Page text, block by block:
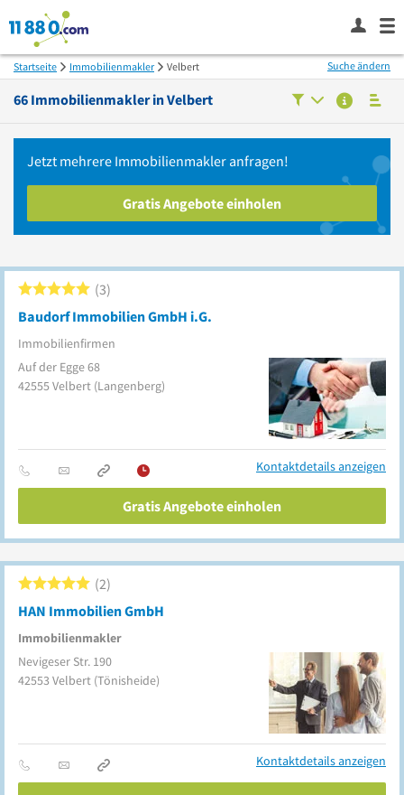
Startseite Immobilienmakler Velbert
66 Immobilienmakler inVelbert
Suche ändern
Jetzt mehrere Immobilienmakler anfragen!
Gratis Angebote einholen
Baudorf Immobilien GmbH i.G.
Immobilienfirmen
3
Auf der Egge 68
42555Velbert (Langenberg)
Kontaktdetails anzeigen
Gratis Angebote einholen
HAN Immobilien GmbH
Immobilienmakler
2
Nevigeser Str. 190
42553 Velbert (Tönisheide)
Kontaktdetails anzeigen